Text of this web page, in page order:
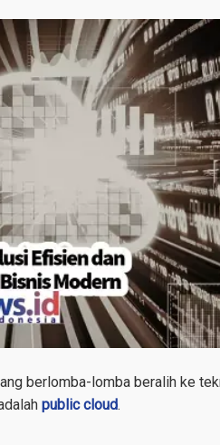
berlomba-lomba beralih ke
public cloud.